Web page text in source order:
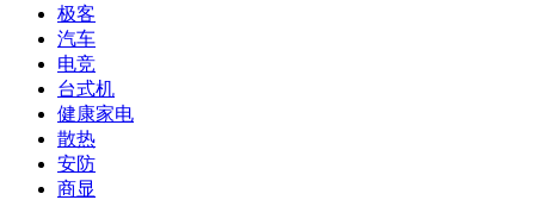
极客
汽车
电竞
台式机
健康家电
散热
安防
商显